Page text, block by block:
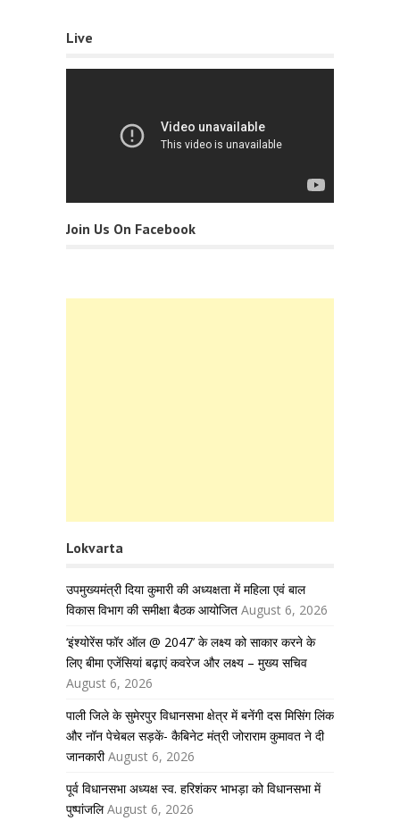
Live
Join Us On Facebook
Lokvarta
उपमुख्यमंत्री दिया कुमारी की अध्यक्षता में महिला एवं बाल
विकास विभाग की समीक्षा बैठक आयोजित August 6, 2026
‘इंश्योरेंस फॉर ऑल @ 2047’ के लक्ष्य को साकार करने के
लिए बीमा एजेंसियां बढ़ाएं कवरेज और लक्ष्य – मुख्य सचिव
August 6, 2026
पाली जिले के सुमेरपुर विधानसभा क्षेत्र में बनेंगी दस मिसिंग लिंक
और नॉन पेचेबल सड़कें- कैबिनेट मंत्री जोराराम कुमावत ने दी
जानकारी August 6, 2026
पूर्व विधानसभा अध्यक्ष स्व. हरिशंकर भाभड़ा को विधानसभा में
पुष्पांजलि August 6, 2026